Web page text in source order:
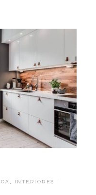
,
INTERIORES